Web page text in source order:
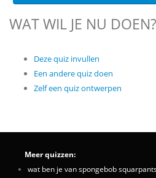
WAT WIL JE NU DOEN?
Deze quiz invullen
Een andere quiz doen
Zelf een quiz ontwerpen
Meer quizzen:
wat ben je van spongebob